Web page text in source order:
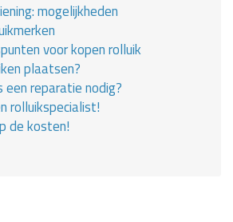
mogelijkheden
voor kopen rolluik
plaatsen?
een reparatie nodig?
rolluikspecialist!
de kosten!